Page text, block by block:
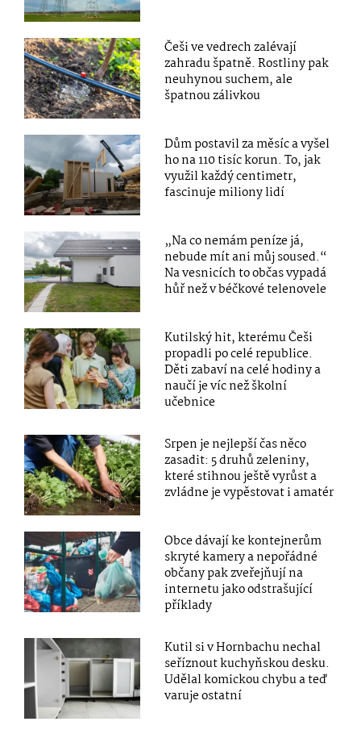
Češi ve vedrech zalévají
zahradu špatně. Rostliny pak
neuhynou suchem, ale
špatnou zálivkou
Dům postavil za měsíc a vyšel
ho na 110 tisíc korun. To, jak
využil každý centimetr,
fascinuje miliony lidí
„Na co nemám peníze já,
nebude mít ani můj soused.“
Na vesnicích to občas vypadá
hůř než v béčkové telenovele
Kutilský hit, kterému Češi
propadli po celé republice.
Děti zabaví na celé hodiny a
naučí je víc než školní
učebnice
Srpen je nejlepší čas něco
zasadit: 5 druhů zeleniny,
které stihnou ještě vyrůst a
zvládne je vypěstovat i amatér
Obce dávají ke kontejnerům
skryté kamery a nepořádné
občany pak zveřejňují na
internetu jako odstrašující
příklady
Kutil si v Hornbachu nechal
seříznout kuchyňskou desku.
Udělal komickou chybu a teď
varuje ostatní